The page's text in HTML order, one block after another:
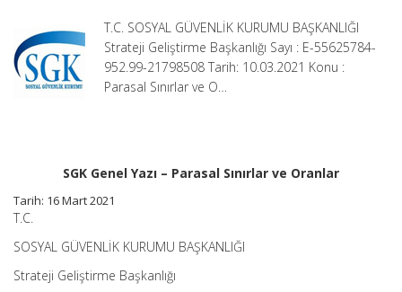
ve
Oranlar
T.C. SOSYAL GÜVENLİK KURUMU BAŞKANLIĞI
Strateji Geliştirme Başkanlığı Sayı : E-55625784-
952.99-21798508 Tarih: 10.03.2021 Konu :
Parasal Sınırlar ve O…
SGK Genel Yazı – Parasal Sınırlar ve Oranlar
Tarih: 16 Mart 2021
T.C.
SOSYAL GÜVENLİK KURUMU BAŞKANLIĞI
Strateji Geliştirme Başkanlığı